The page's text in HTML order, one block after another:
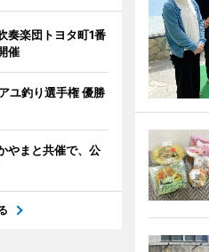
奏楽団トヨタ町1番
催
ユ釣り選手権 優勝
やまと共催で、公